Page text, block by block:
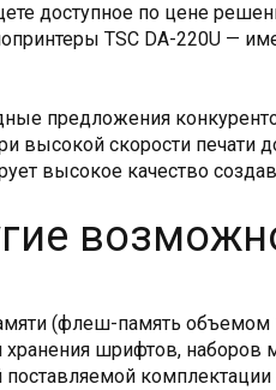
доступное по цене
TSC DA-220U —
предложения
высокой скорости печати
высокое качество
(флеш-память
шрифтов, наборов
поставляемой